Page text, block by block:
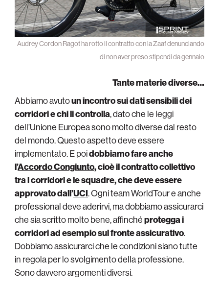
Audrey Cordon Ragot ha rotto il contratto con la Zaaf denunciando
di non aver preso stipendi da gennaio
Tante materie diverse…
Abbiamo avutoun incontro sui dati sensibili dei
corridori e chi li controlla, dato che le leggi
dell’Unione Europea sono molto diverse dal resto
del mondo. Questo aspetto deve essere
implementato. E poidobbiamo fare anche
l’Accordo Congiunto, cioè il contratto collettivo
tra i corridori e le squadre, che deve essere
approvato dall’UCI. Ogni team WorldTour e anche
professional deve aderirvi, ma dobbiamo assicurarci
che sia scritto molto bene, affinchéprotegga i
corridori ad esempio sul fronte assicurativo.
Dobbiamo assicurarci che le condizioni siano tutte
in regola per lo svolgimento della professione.
Sono davvero argomenti diversi.